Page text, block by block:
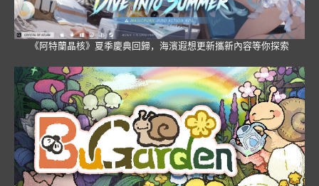
《阿特蘭晶核》夏季慶典回歸，海濱遐想更新攜新內容等你探索